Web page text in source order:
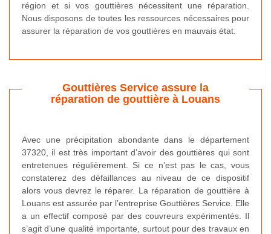
région et si vos gouttières nécessitent une réparation.
Nous disposons de toutes les ressources nécessaires pour
assurer la réparation de vos gouttières en mauvais état.
Gouttières Service assure la
réparation de gouttière à Louans
Avec une précipitation abondante dans le département
37320, il est très important d’avoir des gouttières qui sont
entretenues régulièrement. Si ce n’est pas le cas, vous
constaterez des défaillances au niveau de ce dispositif
alors vous devrez le réparer. La réparation de gouttière à
Louans est assurée par l’entreprise Gouttières Service. Elle
a un effectif composé par des couvreurs expérimentés. Il
s’agit d’une qualité importante, surtout pour des travaux en